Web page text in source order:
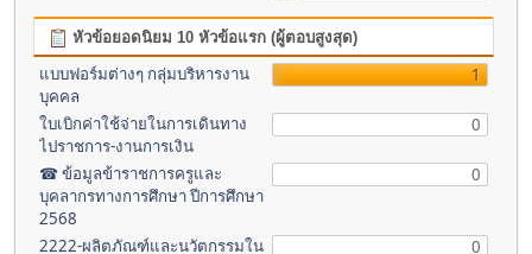
หัวข้อยอดนิยม 10 หัวข้อแรก (ผู้ตอบสูงสุด)
แบบฟอร์มต่างๆ กลุ่มบริหารงาน
บุคคล
1
ใบเบิกค่าใช้จ่ายในการเดินทาง
ไปราชการ-งานการเงิน
0
☎ ข้อมูลข้าราชการครูและ
บุคลากรทางการศึกษา ปีการศึกษา
2568
0
2222-ผลิตภัณฑ์และนวัตกรรมใน
0